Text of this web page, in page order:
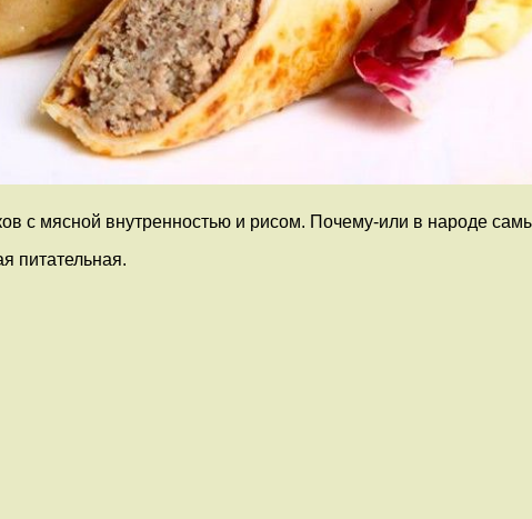
с мясной внутренностью и рисом. Почему-или в народе
питательная.